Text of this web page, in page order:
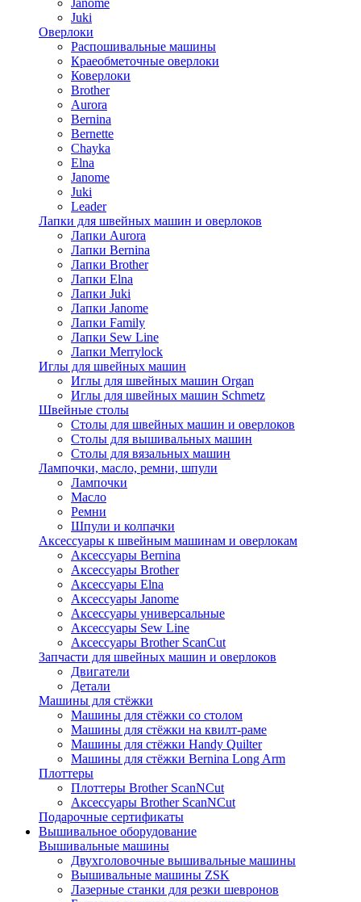
Janome
Juki
Оверлоки
Распошивальные машины
Краеобметочные оверлоки
Коверлоки
Brother
Aurora
Bernina
Bernette
Chayka
Elna
Janome
Juki
Leader
Лапки для швейных машин и оверлоков
Лапки Aurora
Лапки Bernina
Лапки Brother
Лапки Elna
Лапки Juki
Лапки Janome
Лапки Family
Лапки Sew Line
Лапки Merrylock
Иглы для швейных машин
Иглы для швейных машин Organ
Иглы для швейных машин Schmetz
Швейные столы
Столы для швейных машин и оверлоков
Столы для вышивальных машин
Столы для вязальных машин
Лампочки, масло, ремни, шпули
Лампочки
Масло
Ремни
Шпули и колпачки
Аксессуары к швейным машинам и оверлокам
Аксессуары Bernina
Аксессуары Brother
Аксессуары Elna
Аксессуары Janome
Аксессуары универсальные
Аксессуары Sew Line
Аксессуары Brother ScanCut
Запчасти для швейных машин и оверлоков
Двигатели
Детали
Машины для стёжки
Машины для стёжки со столом
Машины для стёжки на квилт-раме
Машины для стёжки Handy Quilter
Машины для стёжки Bernina Long Arm
Плоттеры
Плоттеры Brother ScanNCut
Аксессуары Brother ScanNCut
Подарочные сертификаты
Вышивальное оборудование
Вышивальные машины
Двухголовочные вышивальные машины
Вышивальные машины ZSK
Лазерные станки для резки шевронов